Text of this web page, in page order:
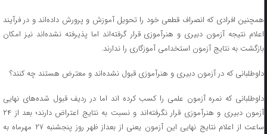
همچنین افرادی که انصراف قطعی خود را تحویل آموزش و پرورش داده‌اند و در فرآیند
اعلام نتیجه آزمون دبیری و هنرآموزی قرار گرفته‌اند اما پذیرفته نشده‌اند نیز امکان
بازگشت به نتایج آزمون استخدامی آموزگاری را ندارند.
داوطلبانی که در آزمون دبیری و هنرآموزی قبول نشده‌اند و معترض هستند چه کنند؟
داوطلبانی که نمره آزمون علمی را کسب کرده اند اما در ردیف قبول شده‌های نهایی
آزمون دبیری و هنرآموزی قرار نگرفته‌اند و نسبت به نتایج اعتراض دارند؛ بعد از ۲۴
ساعت از اعلام نتایج نهایی این آزمون یعنی از بعداز ظهر روز پنجشنبه ۲۷ مهرماه به